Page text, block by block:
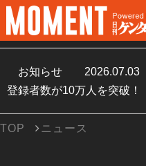
お知らせ 2026.07.03
登録者数が10万人を突破！
TOP ニュース